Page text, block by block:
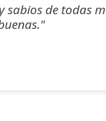
sabios de todas